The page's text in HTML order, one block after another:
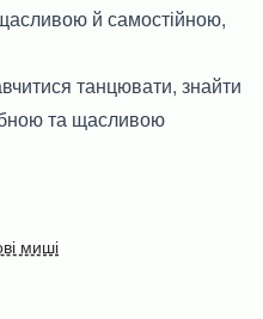
й самостійною,
танцювати, знайти
та щасливою
миші